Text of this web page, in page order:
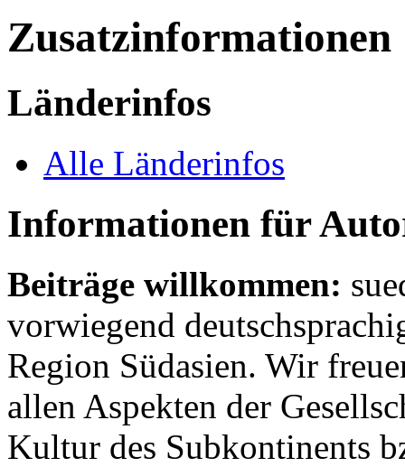
Zusatzinformationen
Länderinfos
Alle Länderinfos
Informationen für
Beiträge willkommen:
vorwiegend
Region Südasien. Wir
allen Aspekten der
Kultur des Subkontinents